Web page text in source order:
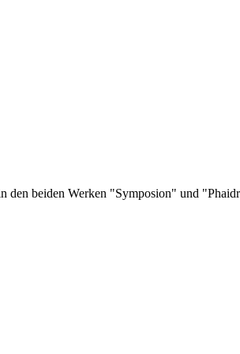
den beiden Werken "Symposion" und